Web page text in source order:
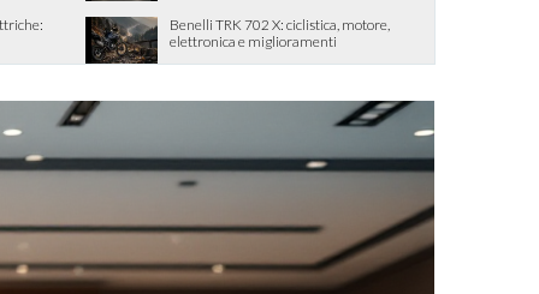
Benelli TRK 702 X: ciclistica, motore,
elettronica e miglioramenti